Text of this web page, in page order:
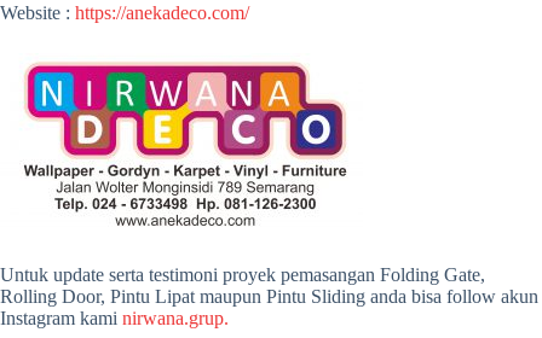
Website : https://anekadeco.com/
Untuk update serta testimoni proyek pemasangan Folding Gate,
Rolling Door, Pintu Lipat maupun Pintu Sliding anda bisa follow akun
Instagram kami nirwana.grup.